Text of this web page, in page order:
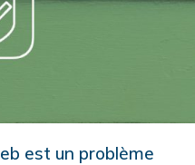
est un problème